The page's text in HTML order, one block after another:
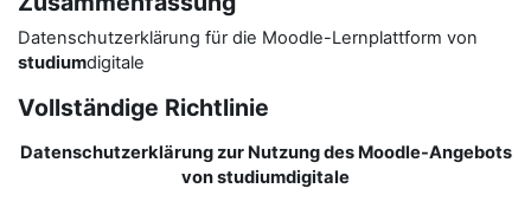
Datenschutzerklärung für die Moodle-Lernplattform von
studiumdigitale
Vollständige Richtlinie
Datenschutzerklärung zur Nutzung des Moodle-Angebots
von studiumdigitale